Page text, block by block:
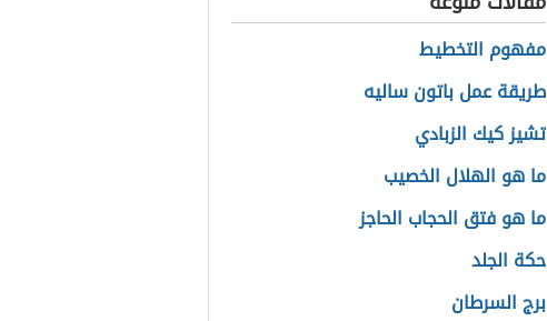
مفهوم التخطيط
طريقة عمل باتون ساليه
تشيز كيك الزبادي
ما هو الهلال الخصيب
ما هو فتق الحجاب الحاجز
حكة الجلد
برج السرطان